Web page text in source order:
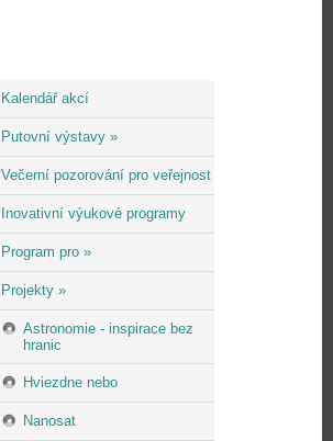
Kalendář akcí
Putovní výstavy »
Večerní pozorování pro veřejnost
Inovativní výukové programy
Program pro »
Projekty »
Astronomie - inspirace bez
hranic
Hviezdne nebo
Nanosat